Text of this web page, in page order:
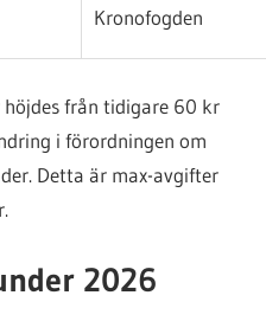
Kronofogden
från tidigare 60 kr
i förordningen om
Detta är max-avgifter
2026